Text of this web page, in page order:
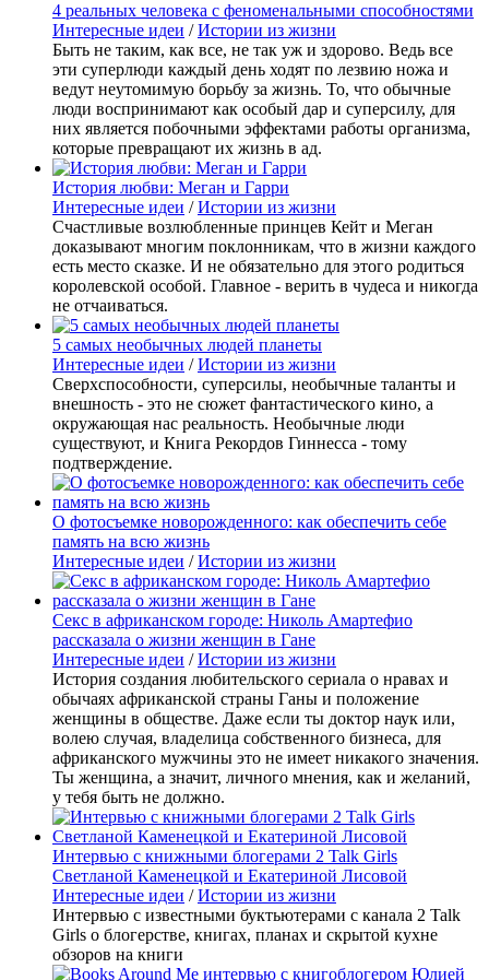
4 реальных человека с феноменальными способностями
Интересные идеи /Истории из жизни
Быть не таким, как все, не так уж и здорово. Ведь все
эти суперлюди каждый день ходят по лезвию ножа и
ведут неутомимую борьбу за жизнь. То, что обычные
люди воспринимают как особый дар и суперсилу, для
них является побочными эффектами работы организма,
которые превращают их жизнь в ад.
История любви: Меган и Гарри
Интересные идеи /Истории из жизни
Счастливые возлюбленные принцев Кейт и Меган
доказывают многим поклонникам, что в жизни каждого
есть место сказке. И не обязательно для этого родиться
королевской особой. Главное - верить в чудеса и никогда
не отчаиваться.
5 самых необычных людей планеты
Интересные идеи /Истории из жизни
Сверхспособности, суперсилы, необычные таланты и
внешность - это не сюжет фантастического кино, а
окружающая нас реальность. Необычные люди
существуют, и Книга Рекордов Гиннесса - тому
подтверждение.
О фотосъемке новорожденного: как обеспечить себе
память на всю жизнь
Интересные идеи /Истории из жизни
Секс в африканском городе: Николь Амартефио
рассказала о жизни женщин в Гане
Интересные идеи /Истории из жизни
История создания любительского сериала о нравах и
обычаях африканской страны Ганы и положение
женщины в обществе. Даже если ты доктор наук или,
волею случая, владелица собственного бизнеса, для
африканского мужчины это не имеет никакого значения.
Ты женщина, а значит, личного мнения, как и желаний,
у тебя быть не должно.
Интервью с книжными блогерами 2 Talk Girls
Светланой Каменецкой и Екатериной Лисовой
Интересные идеи /Истории из жизни
Интервью с известными буктьютерами с канала 2 Talk
Girls о блогерстве, книгах, планах и скрытой кухне
обзоров на книги